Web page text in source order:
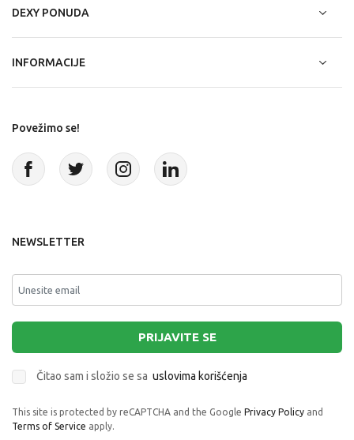
DEXY PONUDA
INFORMACIJE
Povežimo se!
NEWSLETTER
PRIJAVITE SE
Čitao sam i složio se sa uslovima korišćenja
This site is protected by reCAPTCHA and the Google Privacy Policy and
Terms of Service apply.